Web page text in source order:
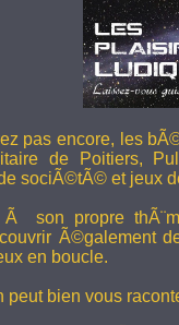
pas encore, les
de Poitiers,
sociÃ©tÃ© et jeux
son propre
Ã©galement
en boucle.
peut bien vous